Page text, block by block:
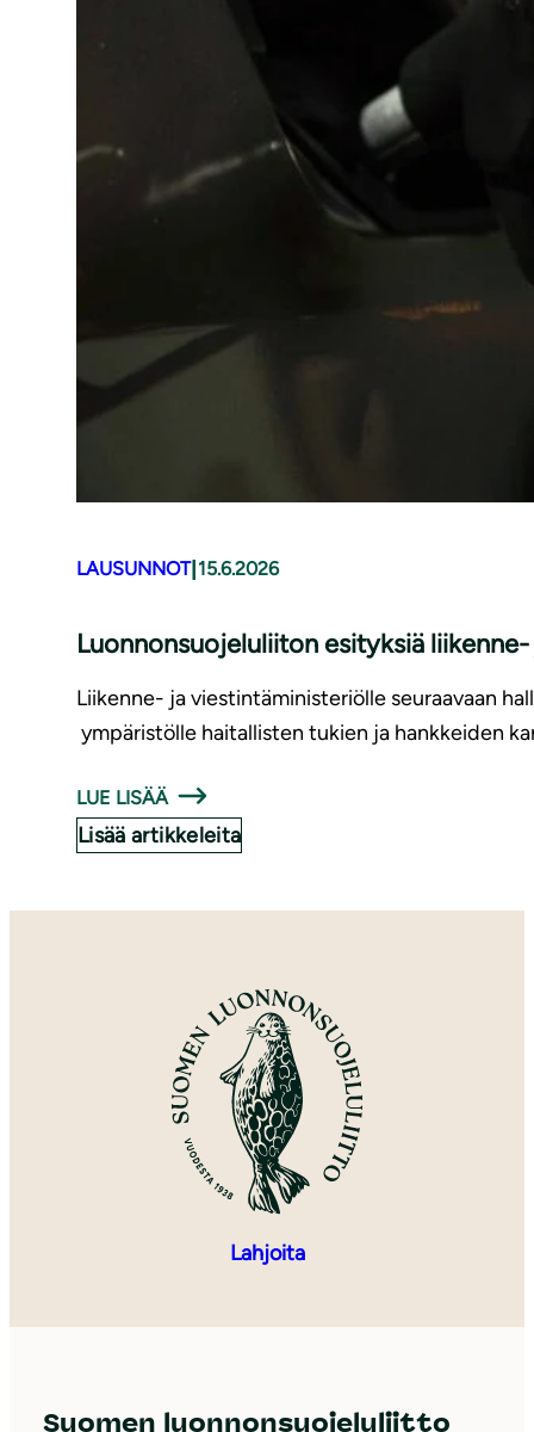
LAUSUNNOT| 15.6.2026
Luonnonsuojeluliiton esityksiä
Liikenne- ja viestintäministeriölle seuraavaan
ympäristölle haitallisten tukien ja hankkeiden
LUE LISÄÄ
Lisää artikkeleita
Lahjoita
Suomen luonnonsuojeluliitto